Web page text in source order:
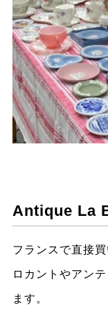
Antique La
フランスで直接
ロカントやアン
ます。